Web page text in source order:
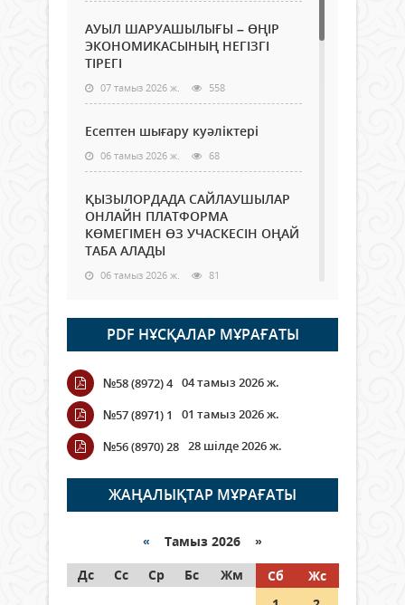
АУЫЛ ШАРУАШЫЛЫҒЫ – ӨҢІР
ЭКОНОМИКАСЫНЫҢ НЕГІЗГІ
ТІРЕГІ
07 тамыз 2026 ж. 558
Есептен шығару куәліктері
06 тамыз 2026 ж. 68
ҚЫЗЫЛОРДАДА САЙЛАУШЫЛАР
ОНЛАЙН ПЛАТФОРМА
КӨМЕГІМЕН ӨЗ УЧАСКЕСІН ОҢАЙ
ТАБА АЛАДЫ
06 тамыз 2026 ж. 81
Open Air: Қызылорда облысы
полиция департаменті 20
мыңнан астам көрерменнің
қауіпсіздігін қамтамасыз етті
06 тамыз 2026 ж.
Wi-Fi ҚАБЫРҒА АРҚЫЛЫ ҚАЛАЙ
ӨТЕДІ?
06 тамыз 2026 ж. 257
граждане Казахстана,
05 тамыз 2026 ж. 139
PDF НҰСҚАЛАР МҰРАҒАТЫ
№58 (8972) 4 04 тамыз 2026 ж.
№57 (8971) 1
01 тамыз 2026 ж.
№56 (8970) 28 28 шілде 2026 ж.
ЖАҢАЛЫҚТАР МҰРАҒАТЫ
« Тамыз 2026 »
Дс
Сс Ср Бс Жм Сб
Жс